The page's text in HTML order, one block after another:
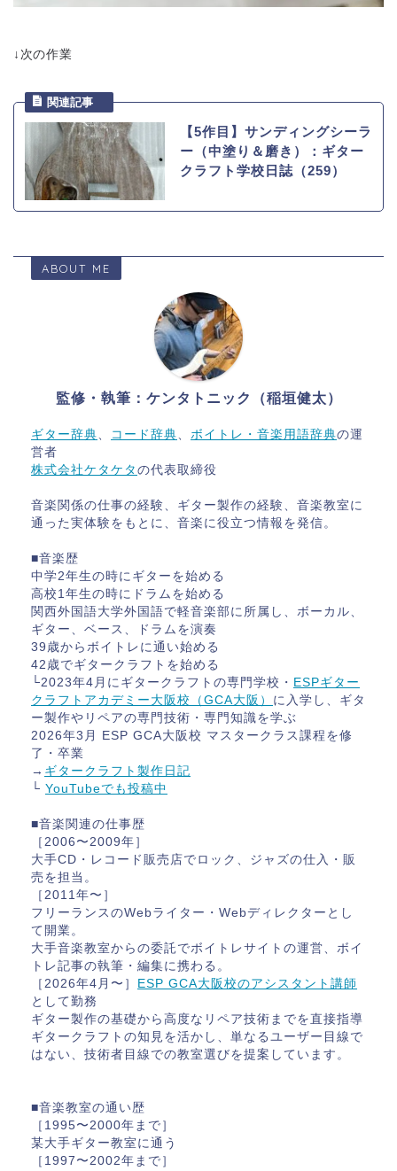
↓次の作業
【5作目】サンディングシーラ
ー（中塗り＆磨き）：ギター
クラフト学校日誌（259）
ABOUT ME
監修・執筆：ケンタトニック（稲垣健太）
ギター辞典、 コード辞典、 ボイトレ・音楽用語辞典の運
営者
株式会社ケタケタ の代表取締役
音楽関係の仕事の経験、ギター製作の経験、音楽教室に
通った実体験をもとに、音楽に役立つ情報を発信。
■音楽歴
中学2年生の時にギターを始める
高校1年生の時にドラムを始める
関西外国語大学外国語で軽音楽部に所属し、ボーカル、
ギター、ベース、ドラムを演奏
39歳からボイトレに通い始める
42歳でギタークラフトを始める
└2023年4月にギタークラフトの専門学校・ ESPギター
クラフトアカデミー大阪校（GCA大阪） に入学し、ギタ
ー製作やリペアの専門技術・専門知識を学ぶ
2026年3月 ESP GCA大阪校 マスタークラス課程を修
了・卒業
→ ギタークラフト製作日記
└ YouTubeでも投稿中
■音楽関連の仕事歴
［2006〜2009年］
大手CD・レコード販売店でロック、ジャズの仕入・販
売を担当。
［2011年〜］
フリーランスのWebライター・Webディレクターとし
て開業。
大手音楽教室からの委託でボイトレサイトの運営、ボイ
トレ記事の執筆・編集に携わる。
［2026年4月〜］
ESP GCA大阪校のアシスタント講師
として勤務
ギター製作の基礎から高度なリペア技術までを直接指導
ギタークラフトの知見を活かし、単なるユーザー目線で
はない、技術者目線での教室選びを提案しています。
■音楽教室の通い歴
［1995〜2000年まで］
某大手ギター教室に通う
［1997〜2002年まで］